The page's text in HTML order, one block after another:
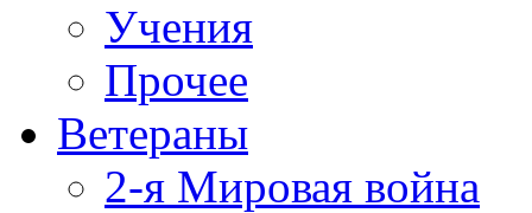
Учения
Прочее
Ветераны
2-я Мировая война